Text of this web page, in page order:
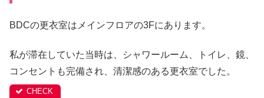
BDCの更衣室はメインフロアの3Fにあります。
私が滞在していた当時は、シャワールーム、トイレ、鏡、
コンセントも完備され、清潔感のある更衣室でした。